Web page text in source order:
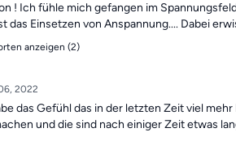
! Ich fühle mich gefangen im
das Einsetzen von Anspannung.... Dabei
anzeigen (2)
2022
das Gefühl das in der letzten Zeit viel
und die sind nach einiger Zeit etwas